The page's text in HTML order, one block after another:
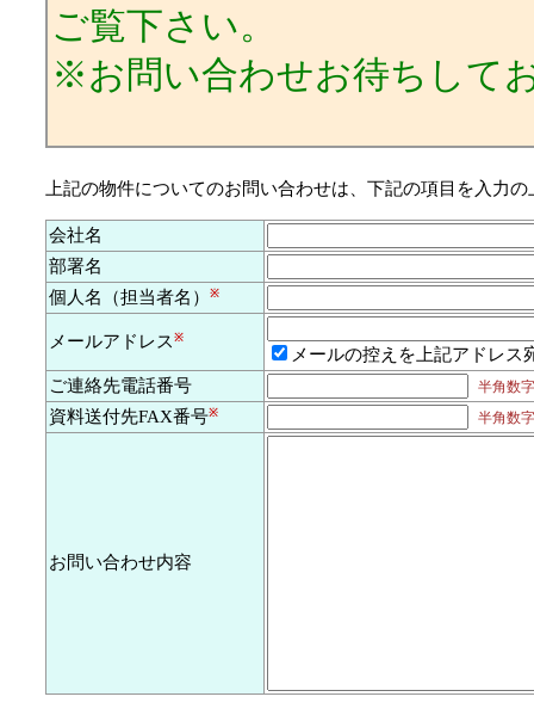
ご覧下さい。
※お問い合わせお待ちして
上記の物件についてのお問い合わせは、下記の項目を入力
会社名
部署名
個人名（担当者名）
※
メールアドレス ※
メールの控えを上記アドレス
ご連絡先電話番号
半角数
資料送付先FAX番号※ 半角数
お問い合わせ内容